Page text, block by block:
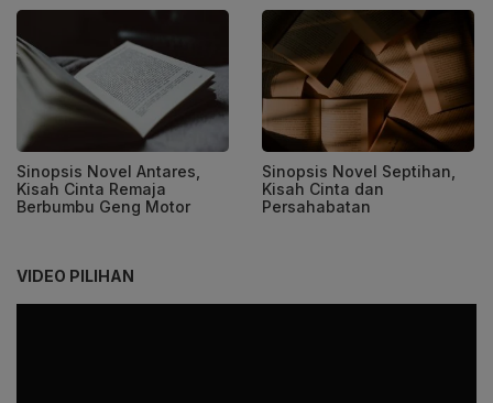
Sinopsis Novel Antares,
Kisah Cinta Remaja
Berbumbu Geng Motor
Sinopsis Novel Septihan,
Kisah Cinta dan
Persahabatan
VIDEO PILIHAN